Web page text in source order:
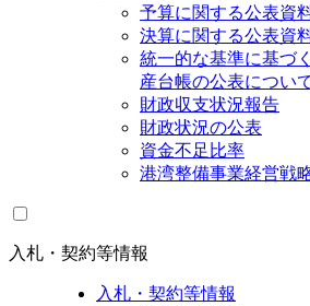
予算に関する公表資
決算に関する公表資
統一的な基準に基づ
産台帳の公表につい
財政収支状況報告
財政状況の公表
資金不足比率
港湾整備事業経営戦
入札・契約等情報
入札・契約等情報